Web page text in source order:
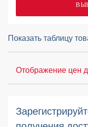
Показать таблицу
Отображение цен